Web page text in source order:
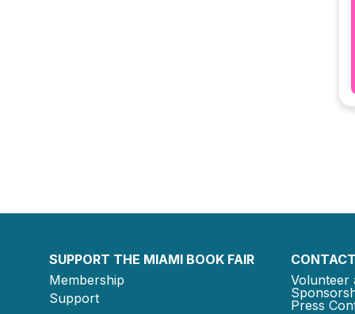
SUPPORT THE MIAMI BOOK FAIR
Membership
Support
Volunteer
Press